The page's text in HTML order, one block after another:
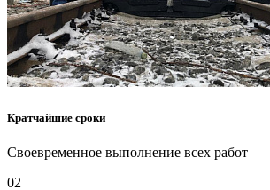
Кратчайшие сроки
Своевременное выполнение всех работ
02